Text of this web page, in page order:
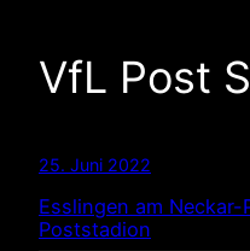
VfL Post
25. Juni 2022
Esslingen am
Poststadion